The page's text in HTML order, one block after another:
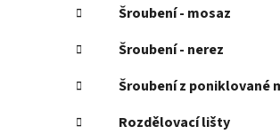
Šroubení - mosaz
Šroubení - nerez
Šroubení z poniklované
Rozdělovací lišty